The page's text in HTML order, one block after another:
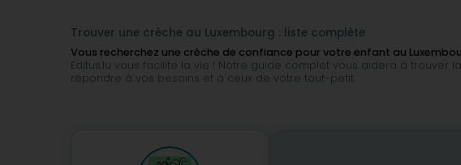
Trouver une crèche au Luxembourg : liste complète
Vous recherchez une crèche de confiance pour votre enfant au
Editus.lu vous facilite la vie ! Notre guide complet vous aidera à trouver
répondre à vos besoins et à ceux de votre tout-petit.
- Un système de filtrage avancé